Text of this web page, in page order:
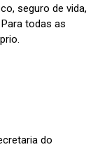
seguro de vida,
todas as
do